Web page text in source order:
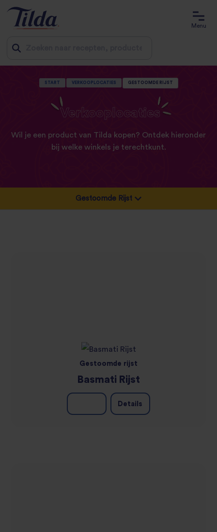
Menu
START VERKOOPLOCATIES GESTOOMDE RIJST
Verkooplocaties
Wil je een product van Tilda kopen? Ontdek hieronder
bij welke winkels je terechtkunt.
Gestoomde rijst
Basmati Rijst
Details